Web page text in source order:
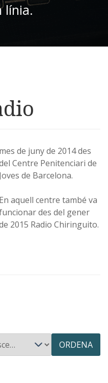
línia.
mes de juny de 2014 des
Centre Penitenciari de
Joves de Barcelona.
En aquell centre també va
des del gener
2015 Radio Chiringuito.
ORDENA